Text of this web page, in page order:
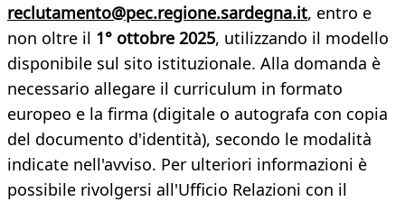
reclutamento@pec.regione.sardegna.it, entro e
non oltre il 1° ottobre 2025, utilizzando il modello
disponibile sul sito istituzionale. Alla domanda è
necessario allegare il curriculum in formato
europeo e la firma (digitale o autografa con copia
del documento d'identità), secondo le modalità
indicate nell'avviso. Per ulteriori informazioni è
possibile rivolgersi all'Ufficio Relazioni con il